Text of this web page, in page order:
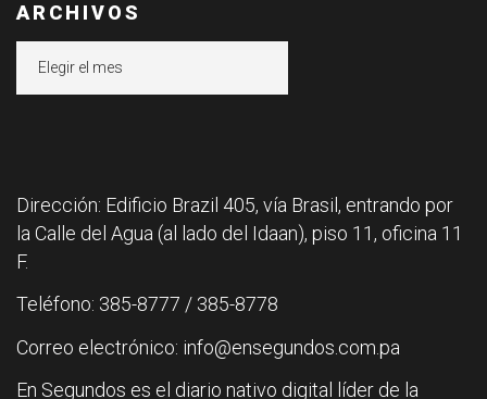
ARCHIVOS
Dirección: Edificio Brazil 405, vía Brasil, entrando por
la Calle del Agua (al lado del Idaan), piso 11, oficina 11
F.
Teléfono: 385-8777 / 385-8778
Correo electrónico: info@ensegundos.com.pa
En Segundos es el diario nativo digital líder de la